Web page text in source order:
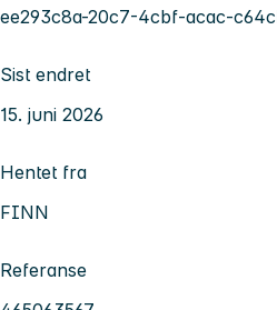
ee293c8a-20c7-4cbf-acac-
Sist endret
15. juni 2026
Hentet fra
FINN
Referanse